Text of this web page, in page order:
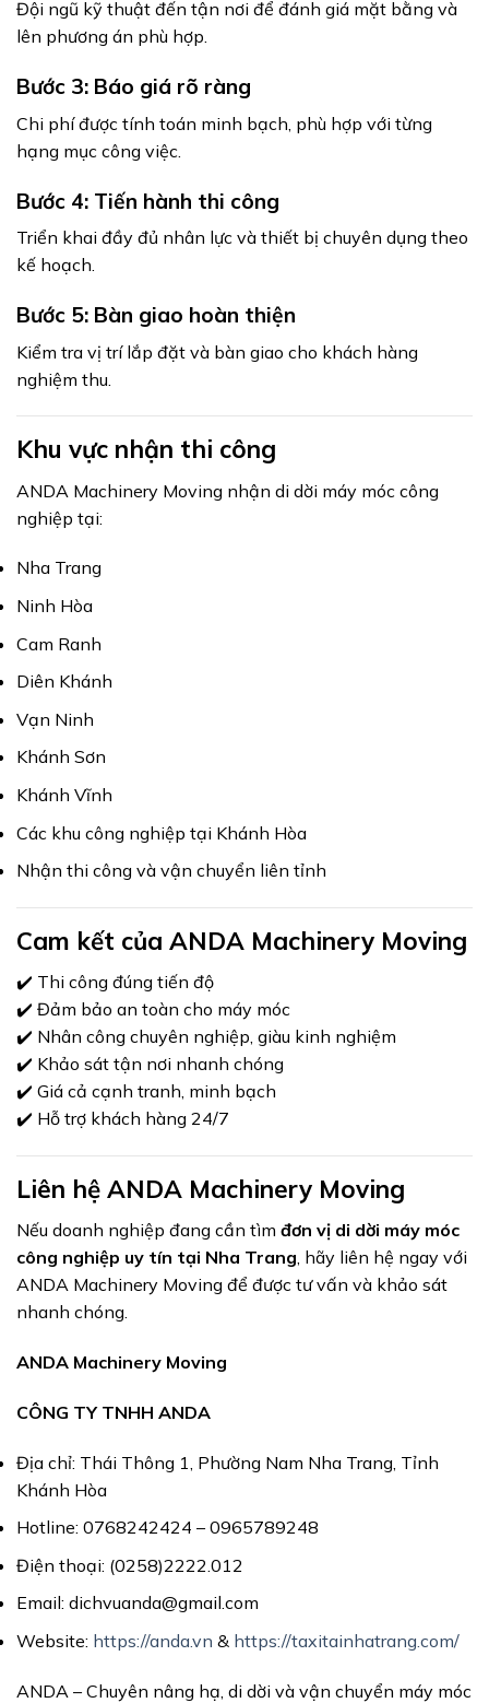
Đội ngũ kỹ thuật đến tận nơi để đánh giá mặt bằng và
lên phương án phù hợp.
Bước 3: Báo giá rõ ràng
Chi phí được tính toán minh bạch, phù hợp với từng
hạng mục công việc.
Bước 4: Tiến hành thi công
Triển khai đầy đủ nhân lực và thiết bị chuyên dụng theo
kế hoạch.
Bước 5: Bàn giao hoàn thiện
Kiểm tra vị trí lắp đặt và bàn giao cho khách hàng
nghiệm thu.
Khu vực nhận thi công
ANDA Machinery Moving nhận di dời máy móc công
nghiệp tại:
Nha Trang
Ninh Hòa
Cam Ranh
Diên Khánh
Vạn Ninh
Khánh Sơn
Khánh Vĩnh
Các khu công nghiệp tại Khánh Hòa
Nhận thi công và vận chuyển liên tỉnh
Cam kết của ANDA Machinery Moving
✔️ Thi công đúng tiến độ
✔️ Đảm bảo an toàn cho máy móc
✔️ Nhân công chuyên nghiệp, giàu kinh nghiệm
✔️ Khảo sát tận nơi nhanh chóng
✔️ Giá cả cạnh tranh, minh bạch
✔️ Hỗ trợ khách hàng 24/7
Liên hệ ANDA Machinery Moving
Nếu doanh nghiệp đang cần tìm đơn vị di dời máy móc
công nghiệp uy tín tại Nha Trang, hãy liên hệ ngay với
ANDA Machinery Moving để được tư vấn và khảo sát
nhanh chóng.
ANDA Machinery Moving
CÔNG TY TNHH ANDA
Địa chỉ: Thái Thông 1, Phường Nam Nha Trang, Tỉnh
Khánh Hòa
Hotline: 0768242424 – 0965789248
Điện thoại: (0258)2222.012
Email: dichvuanda@gmail.com
Website: https://anda.vn & https://taxitainhatrang.com/
ANDA – Chuyên nâng hạ, di dời và vận chuyển máy móc